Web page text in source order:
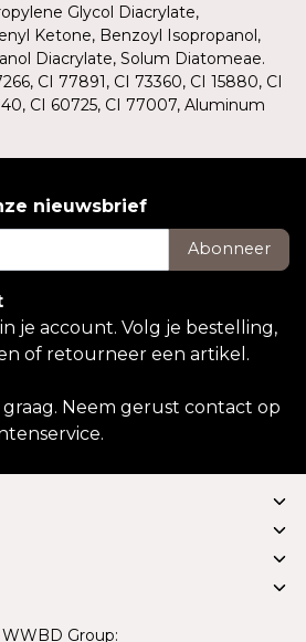
Glycol Diacrylate,
Ketone, Benzoyl Isopropanol,
Diacrylate, Solum Diatomeae.
CI 77891, CI 73360, CI 15880, CI
CI 60725, CI 77007, Aluminum
nieuwsbrief
Abonneer
je account. Volg je bestelling,
of retourneer een artikel.
Neem gerust contact op
Group: